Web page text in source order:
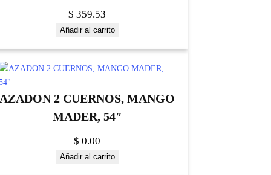
$ 359.53
Añadir al carrito
AZADON 2 CUERNOS, MANGO
MADER, 54″
$ 0.00
Añadir al carrito